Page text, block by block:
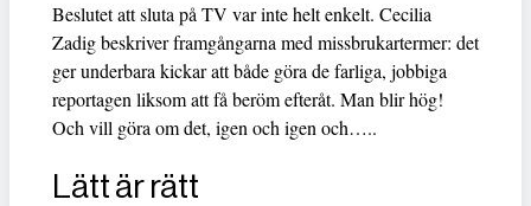
Beslutet att sluta på TV var inte helt enkelt. Cecilia
Zadig beskriver framgångarna med missbrukartermer: det
ger underbara kickar att både göra de farliga, jobbiga
reportagen liksom att få beröm efteråt. Man blir hög!
Och vill göra om det, igen och igen och…..
Lätt är rätt